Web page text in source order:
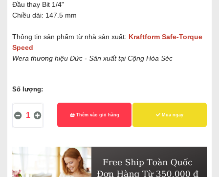
Đầu thay Bit 1/4"
Chiều dài: 147.5 mm
Thông tin sản phẩm từ nhà sản xuất: Kraftform Safe-Torque
Speed
Wera thương hiệu Đức - Sản xuất tại Cộng Hòa Séc
Số lượng:
Thêm vào giỏ hàng Mua ngay